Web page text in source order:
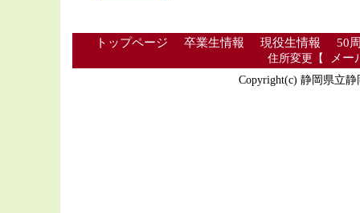
トップページ 卒業生情報 現役生情報
50
住所変更【
メー
Copyright(c) 静岡県立